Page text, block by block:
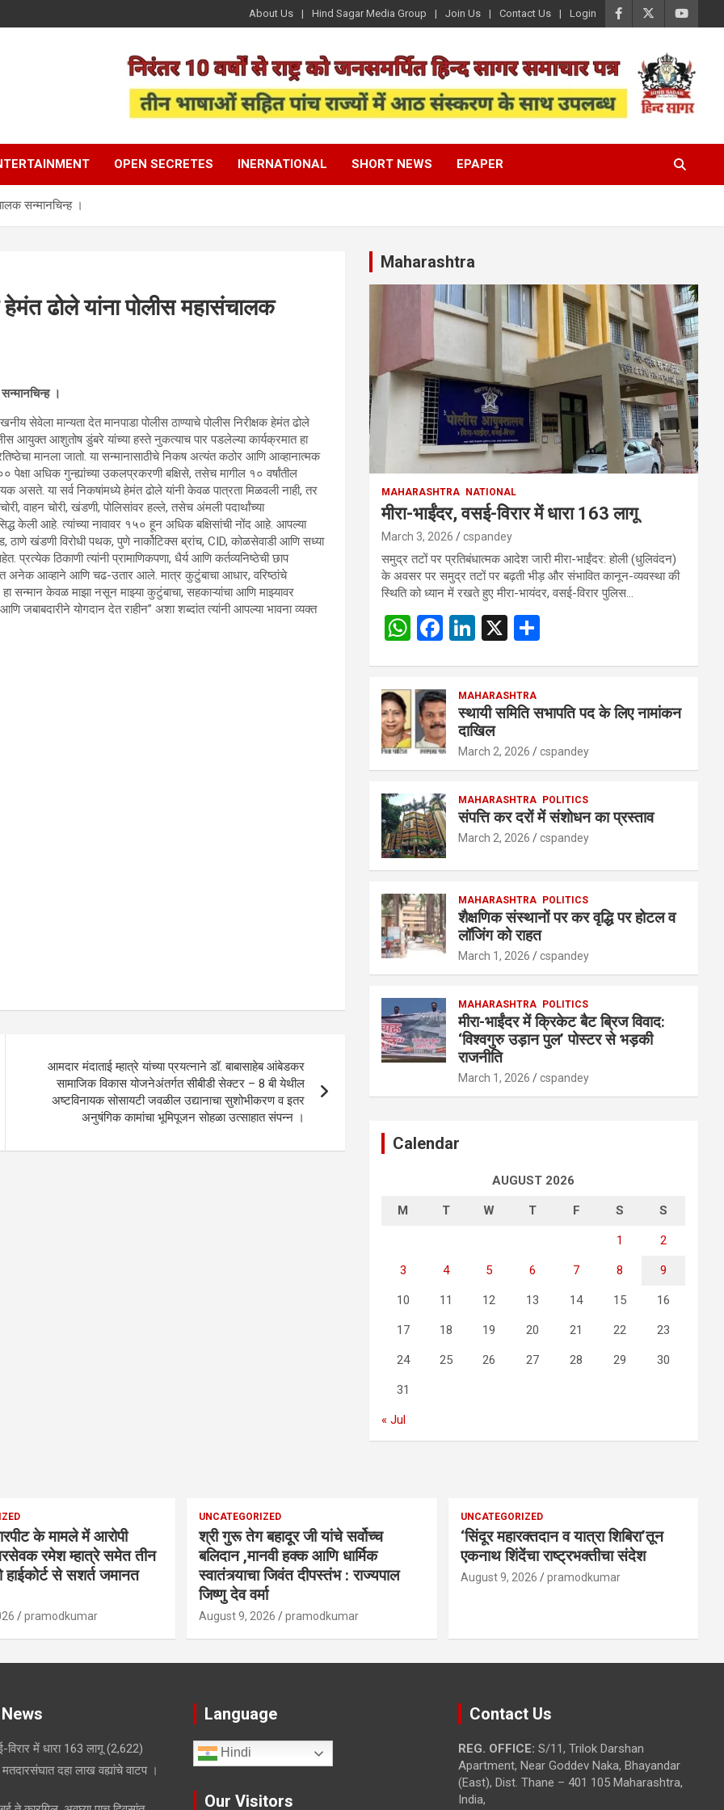
About Us Hind Sagar Media Group Join Us Contact Us Login
OPEN SECRETES INERNATIONAL SHORT NEWS EPAPER
सन्मानचिन्ह ।
हेमंत ढोले यांना पोलीस महासंचालक
।
सेवेला मान्यता देत मानपाडा पोलीस ठाण्याचे पोलीस निरीक्षक हेमंत ढोले
आयुक्त आशुतोष डुंबरे यांच्या हस्ते नुकत्याच पार पडलेल्या कार्यक्रमात हा
मानला जातो. या सन्मानासाठीचे निकष अत्यंत कठोर आणि आव्हानात्मक
पेक्षा अधिक गुन्ह्यांच्या उकलप्रकरणी बक्षिसे, तसेच मागील १० वर्षांतील
असते. या सर्व निकषांमध्ये हेमंत ढोले यांनी केवळ पात्रता मिळवली नाही, तर
वाहन चोरी, खंडणी, पोलिसांवर हल्ले, तसेच अंमली पदार्थांच्या
केली आहे. त्यांच्या नावावर १५० हून अधिक बक्षिसांची नोंद आहे. आपल्या
खंडणी विरोधी पथक, पुणे नार्कोटिक्स ब्रांच, CID, कोळसेवाडी आणि सध्या
प्रत्येक ठिकाणी त्यांनी प्रामाणिकपणा, धैर्य आणि कर्तव्यनिष्ठेची छाप
अनेक आव्हाने आणि चढ-उतार आले. मात्र कुटुंबाचा आधार, वरिष्ठांचे
सन्मान केवळ माझा नसून माझ्या कुटुंबाचा, सहकाऱ्यांचा आणि माझ्यावर
जबाबदारीने योगदान देत राहीन” अशा शब्दांत त्यांनी आपल्या भावना व्यक्त
आमदार मंदाताई म्हात्रे यांच्या प्रयत्नाने डॉ. बाबासाहेब आंबेडकर
सामाजिक विकास योजनेअंतर्गत सीबीडी सेक्टर – 8 बी येथील
अष्टविनायक सोसायटी जवळील उद्यानाचा सुशोभीकरण व इतर
अनुषंगिक कामांचा भूमिपूजन सोहळा उत्साहात संपन्न ।
Maharashtra
MAHARASHTRA NATIONAL
मीरा-भाईंदर, वसई-विरार में धारा 163 लागू
March 3, 2026 cspandey
समुद्र तटों पर प्रतिबंधात्मक आदेश जारी मीरा-भाईंदर: होली (धुलिवंदन)
के अवसर पर समुद्र तटों पर बढ़ती भीड़ और संभावित कानून-व्यवस्था की
स्थिति को ध्यान में रखते हुए मीरा-भायंदर, वसई-विरार पुलिस…
W
s
A
p
F
b
o
o
Li
dI
n
X
e
MAHARASHTRA
स्थायी समिति सभापति पद के लिए नामांकन
दाखिल
March 2, 2026 cspandey
MAHARASHTRA POLITICS
संपत्ति कर दरों में संशोधन का प्रस्ताव
March 2, 2026 cspandey
MAHARASHTRA POLITICS
शैक्षणिक संस्थानों पर कर वृद्धि पर होटल व
लॉजिंग को राहत
March 1, 2026 cspandey
MAHARASHTRA POLITICS
मीरा-भाईंदर में क्रिकेट बैट ब्रिज विवाद:
‘विश्वगुरु उड़ान पुल’ पोस्टर से भड़की
राजनीति
March 1, 2026 cspandey
Calendar
AUGUST 2026
M T W T F S S
1 2
3 4 5 6 7 8 9
10 11 12 13 14 15 16
17 18 19 20 21 22 23
24 25 26 27 28 29 30
31
« Jul
के मामले में आरोपी
रमेश म्हात्रे समेत तीन
हाईकोर्ट से सशर्त जमानत
pramodkumar
UNCATEGORIZED
श्री गुरू तेग बहादूर जी यांचे सर्वोच्च
बलिदान ,मानवी हक्क आणि धार्मिक
स्वातंत्र्याचा जिवंत दीपस्तंभ : राज्यपाल
जिष्णु देव वर्मा
August 9, 2026 pramodkumar
UNCATEGORIZED
‘सिंदूर महारक्तदान व यात्रा शिबिरा’तून
एकनाथ शिंदेंचा राष्ट्रभक्तीचा संदेश
August 9, 2026 pramodkumar
विरार में धारा 163 लागू (2,622)
दहा लाख वह्यांचे वाटप ।
Language
Hindi
Our Visitors
Contact Us
REG. OFFICE: S/11, Trilok Darshan
Apartment, Near Goddev Naka, Bhayandar
(East), Dist. Thane – 401 105 Maharashtra,
India,